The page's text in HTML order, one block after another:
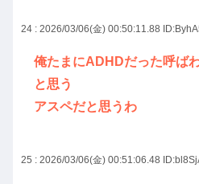
24 : 2026/03/06(金) 00:50:11.88
俺たまにADHDだった呼ば
と思う
アスペだと思うわ
25 : 2026/03/06(金) 00:51:06.48